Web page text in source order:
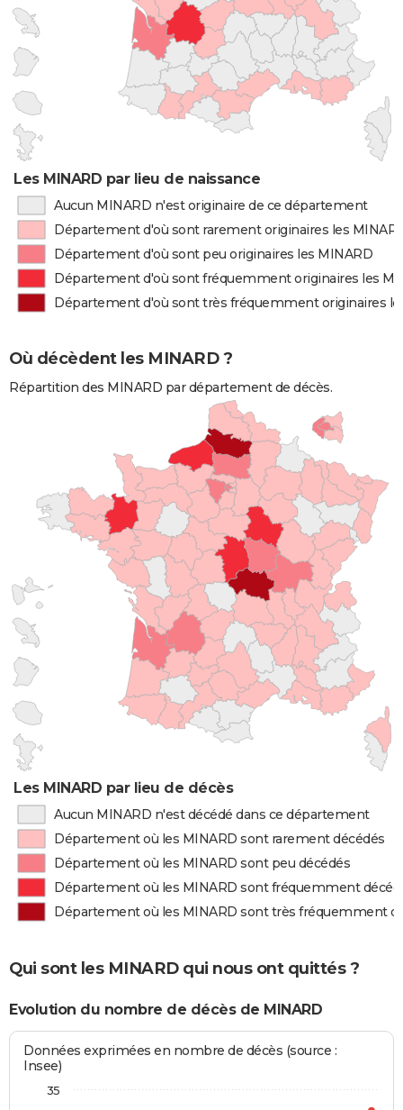
Les MINARD par lieu de naissance
Aucun MINARD n'est originaire de ce département
Département d'où sont rarement originaires les
Département d'où sont peu originaires les MINARD
Département d'où sont fréquemment originaires les
Département d'où sont très fréquemment originaires
Où décèdent les MINARD ?
Répartition des MINARD par département de décès.
Les MINARD par lieu de décès
Aucun MINARD n'est décédé dans ce département
Département où les MINARD sont rarement décédés
Département où les MINARD sont peu décédés
Département où les MINARD sont fréquemment
Département où les MINARD sont très fréquemment
Qui sont les MINARD qui nous ont quittés ?
Evolution du nombre de décès de MINARD
Données exprimées en nombre de décès (source :
Insee)
35